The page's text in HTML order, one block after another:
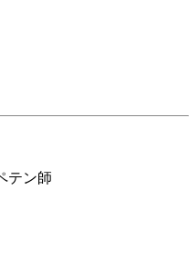
テン師